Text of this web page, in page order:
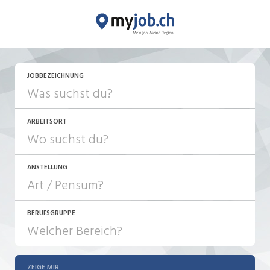
JOBBEZEICHNUNG
ARBEITSORT
ANSTELLUNG
JOB-TYP
Festanstellung
BERUFSGRUPPE
ZEIGE MIR